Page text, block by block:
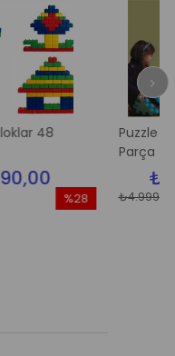
Puzzle Yapı
₺4.999,00